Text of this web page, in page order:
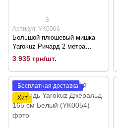
3
Артикул: YK0066
Большой плюшевый мишка
Yarokuz Ричард 2 метра
Капучино (YK0066)
3 935 грн/шт.
Бесплатная доставка
Хит